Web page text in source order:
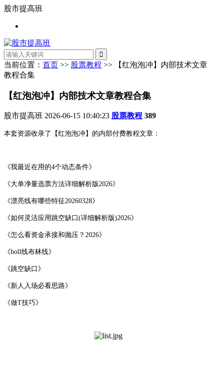
股市提高班
当前位置： 首页 >> 股票教程 >> 【红泡泡冲】内部技术文章
教程合集
【红泡泡冲】内部技术文章教程合集
股市提高班 2026-06-15 10:40:23 股票教程 389
本套资源收录了【红泡泡冲】的内部付费教程文章：
《我最近在用的4个动态条件》
《大单净量选票方法详细解析版2026》
《漂亮线有哪些特征20260328》
《如何灵活应用跳空缺口(详细解析版)2026》
《怎么看资金承接和抛压？2026》
《boll线布林线》
《跳空缺口》
《新人入场必看思路》
《做T技巧》